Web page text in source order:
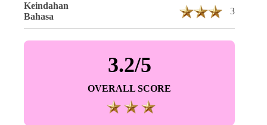
Keindahan
Bahasa
3
3.2/5
OVERALL SCORE